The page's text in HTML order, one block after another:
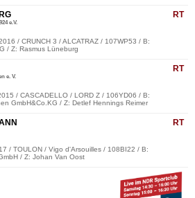
RT
e.V.
/ CRUNCH 3 / ALCATRAZ / 107WP53 / B:
/ Z: Rasmus Lüneburg
RT
e. V.
/ CASCADELLO / LORD Z / 106YD06 / B:
GmbH&Co.KG / Z: Detlef Hennings Reimer
RT
/ TOULON / Vigo d'Arsouilles / 108BI22 / B:
/ Z: Johan Van Oost